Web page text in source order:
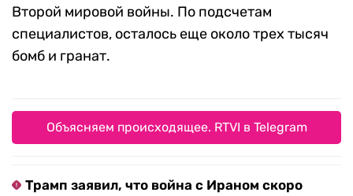
Второй мировой войны. По подсчетам
специалистов, осталось еще около трех тысяч
бомб и гранат.
Объясняем происходящее. RTVI в Telegram
Трамп заявил, что война с Ираном скоро